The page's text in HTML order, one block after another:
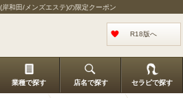
和田/メンズエステ)の限定クーポン
R18版へ
業種で探す 店名で探す セラピで探す